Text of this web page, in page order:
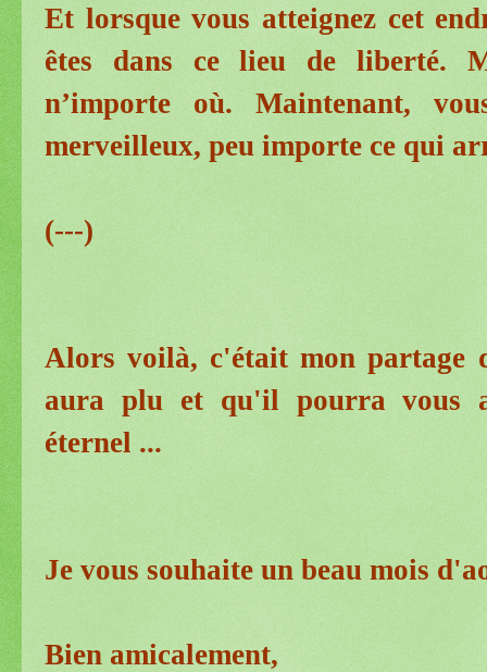
Et lorsque vous atteignez cet
êtes dans ce lieu de liberté.
n’importe où. Maintenant,
merveilleux, peu importe ce qui
(---)
Alors voilà, c'était mon partage
aura plu et qu'il pourra vous
éternel ...
Je vous souhaite un beau mois
Bien amicalement,